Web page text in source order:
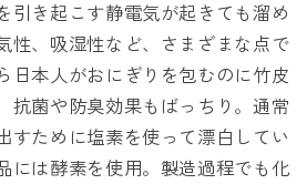
引き起こす静電気が起きても溜め
性、吸湿性など、さまざまな点で
日本人がおにぎりを包むのに竹皮
抗菌や防臭効果もばっちり。通常
すために塩素を使って漂白してい
には酵素を使用。製造過程でも化